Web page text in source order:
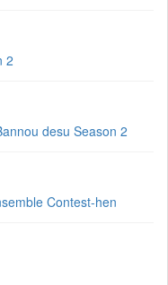
2
desu Season 2
Contest-hen